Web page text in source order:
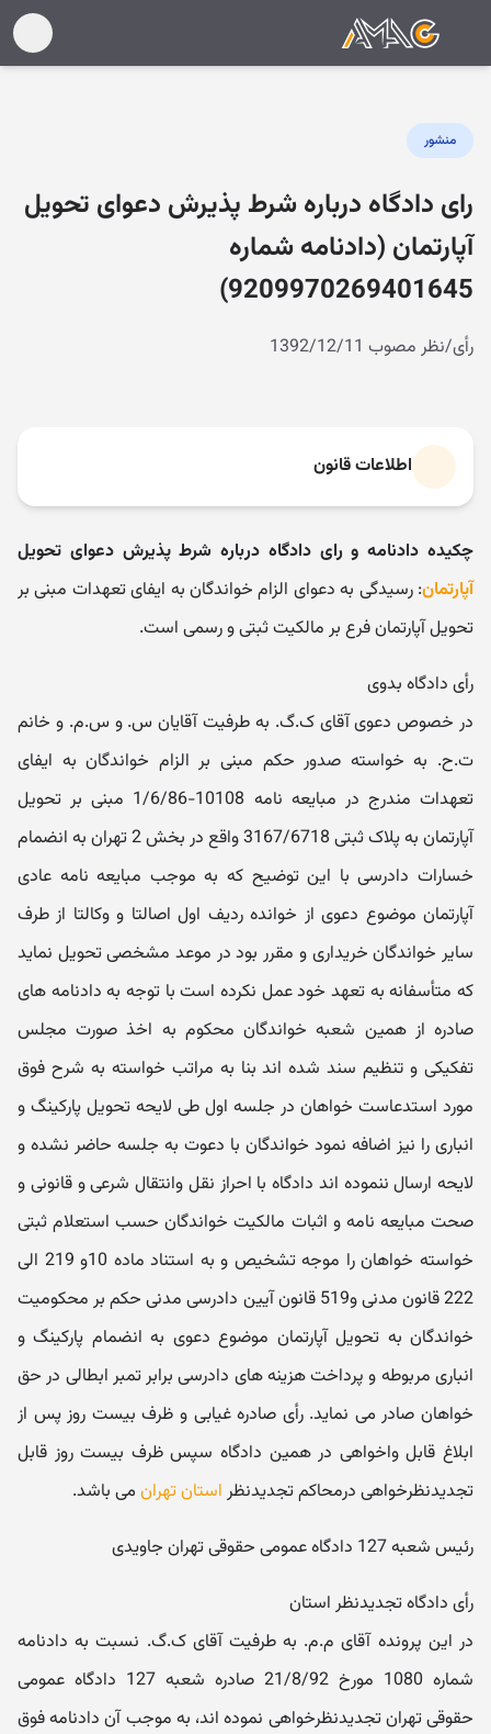
منشور
رای دادگاه درباره شرط پذیرش دعوای تحویل
آپارتمان (دادنامه شماره
9209970269401645)
رأی/نظر مصوب 1392/12/11
اطلاعات قانون
چکیده دادنامه و رای دادگاه درباره شرط پذیرش دعوای تحویل
آپارتمان: رسیدگی به دعوای الزام خواندگان به ایفای تعهدات مبنی بر
تحویل آپارتمان فرع بر مالکیت ثبتی و رسمی است.
رأی دادگاه بدوی
در خصوص دعوی آقای ک.گ. به طرفیت آقایان س. و س.م. و خانم
ت.ح. به خواسته صدور حکم مبنی بر الزام خواندگان به ایفای
تعهدات مندرج در مبایعه نامه 10108-1/6/86 مبنی بر تحویل
آپارتمان به پلاک ثبتی 3167/6718 واقع در بخش 2 تهران به انضمام
خسارات دادرسی با این توضیح که به موجب مبایعه نامه عادی
آپارتمان موضوع دعوی از خوانده ردیف اول اصالتا و وکالتا از طرف
سایر خواندگان خریداری و مقرر بود در موعد مشخصی تحویل نماید
که متأسفانه به تعهد خود عمل نکرده است با توجه به دادنامه های
صادره از همین شعبه خواندگان محکوم به اخذ صورت مجلس
تفکیکی و تنظیم سند شده اند بنا به مراتب خواسته به شرح فوق
مورد استدعاست خواهان در جلسه اول طی لایحه تحویل پارکینگ و
انباری را نیز اضافه نمود خواندگان با دعوت به جلسه حاضر نشده و
لایحه ارسال ننموده اند دادگاه با احراز نقل وانتقال شرعی و قانونی و
صحت مبایعه نامه و اثبات مالکیت خواندگان حسب استعلام ثبتی
خواسته خواهان را موجه تشخیص و به استناد ماده 10و 219 الی
222 قانون مدنی و519 قانون آیین دادرسی مدنی حکم بر محکومیت
خواندگان به تحویل آپارتمان موضوع دعوی به انضمام پارکینگ و
انباری مربوطه و پرداخت هزینه های دادرسی برابر تمبر ابطالی در حق
خواهان صادر می نماید. رأی صادره غیابی و ظرف بیست روز پس از
ابلاغ قابل واخواهی در همین دادگاه سپس ظرف بیست روز قابل
تجدیدنظرخواهی درمحاکم تجدیدنظر استان تهران می باشد.
رئیس شعبه 127 دادگاه عمومی حقوقی تهران جاویدی
رأی دادگاه تجدیدنظر استان
در این پرونده آقای م.م. به طرفیت آقای ک.گ. نسبت به دادنامه
شماره 1080 مورخ 21/8/92 صادره شعبه 127 دادگاه عمومی
حقوقی تهران تجدیدنظرخواهی نموده اند، به موجب آن دادنامه فوق